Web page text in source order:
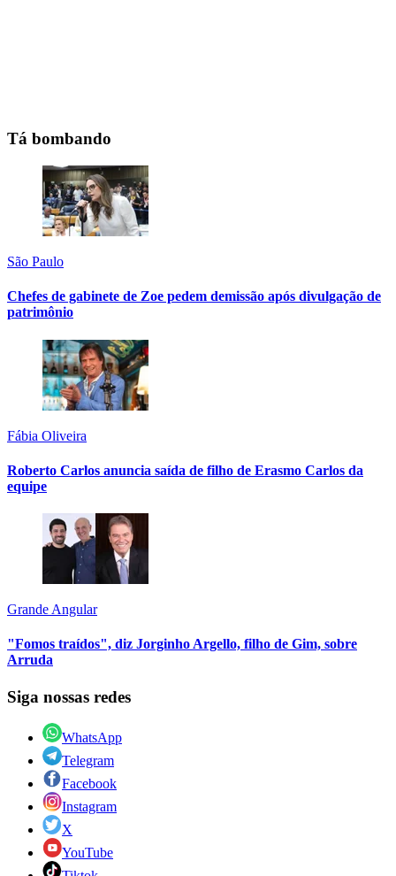
Tá bombando
São Paulo
Chefes de gabinete de Zoe pedem demissão após divulgação de
patrimônio
Fábia Oliveira
Roberto Carlos anuncia saída de filho de Erasmo Carlos da
equipe
Grande Angular
"Fomos traídos", diz Jorginho Argello, filho de Gim, sobre
Arruda
Siga nossas redes
WhatsApp
Telegram
Facebook
Instagram
X
YouTube